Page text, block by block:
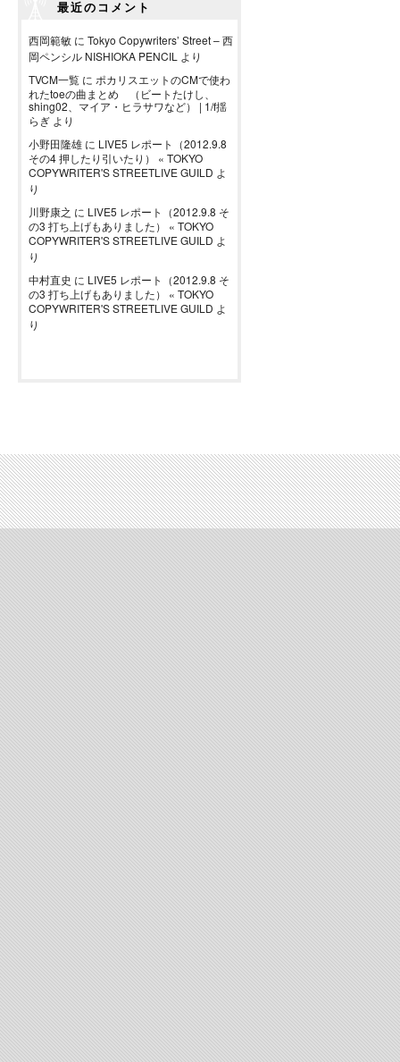
最近のコメント
西岡範敏 に Tokyo Copywriters’ Street – 西
岡ペンシル NISHIOKA PENCIL より
TVCM一覧 に ポカリスエットのCMで使わ
れたtoeの曲まとめ （ビートたけし、
shing02、マイア・ヒラサワなど） | 1/f揺
らぎ より
小野田隆雄 に LIVE5 レポート（2012.9.8
その4 押したり引いたり） « TOKYO
COPYWRITER'S STREETLIVE GUILD よ
り
川野康之 に LIVE5 レポート（2012.9.8 そ
の3 打ち上げもありました） « TOKYO
COPYWRITER'S STREETLIVE GUILD よ
り
中村直史 に LIVE5 レポート（2012.9.8 そ
の3 打ち上げもありました） « TOKYO
COPYWRITER'S STREETLIVE GUILD よ
り